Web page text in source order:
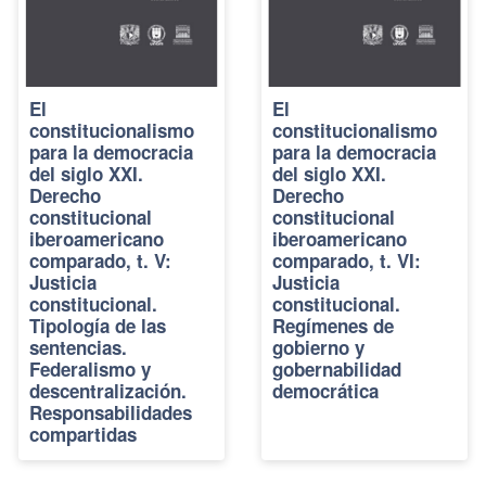
El
constitucionalismo
para la democracia
del siglo XXI.
Derecho
constitucional
iberoamericano
comparado, t. V:
Justicia
constitucional.
Tipología de las
sentencias.
Federalismo y
descentralización.
Responsabilidades
compartidas
El
constitucionalismo
para la democracia
del siglo XXI.
Derecho
constitucional
iberoamericano
comparado, t. VI:
Justicia
constitucional.
Regímenes de
gobierno y
gobernabilidad
democrática